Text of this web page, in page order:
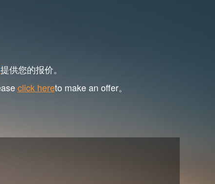
提供您的报价。
click hereto make an offer。